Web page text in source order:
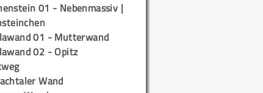
01 - Nebenmassiv |
01 - Mutterwand
02 - Opitz
Wand